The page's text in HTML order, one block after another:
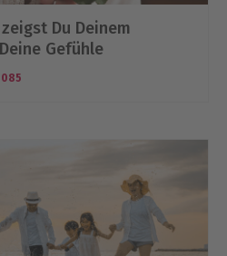
Du Deinem
Gefühle